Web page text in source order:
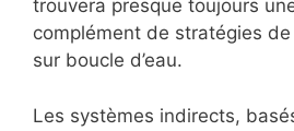
trouvera presque toujours
complément de stratégies
sur boucle d’eau.
Les systèmes indirects,